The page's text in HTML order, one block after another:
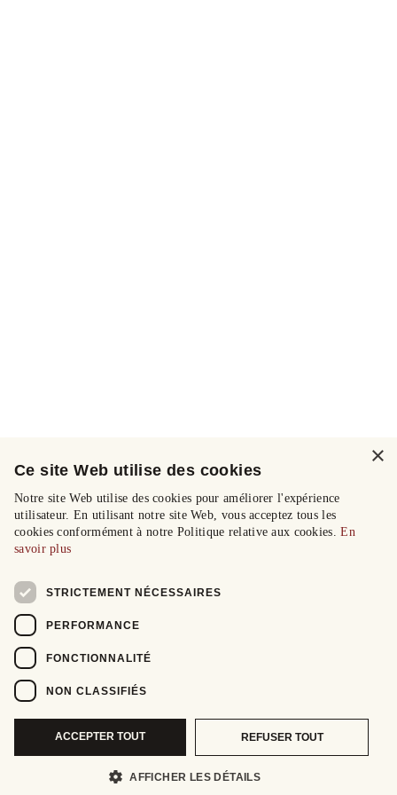
×
Ce site Web utilise des cookies
Notre site Web utilise des cookies pour améliorer l'expérience
utilisateur. En utilisant notre site Web, vous acceptez tous les
cookies conformément à notre Politique relative aux cookies.En
savoir plus
STRICTEMENT NÉCESSAIRES
PERFORMANCE
FONCTIONNALITÉ
NON CLASSIFIÉS
ACCEPTER TOUT REFUSER TOUT
AFFICHER LES DÉTAILS